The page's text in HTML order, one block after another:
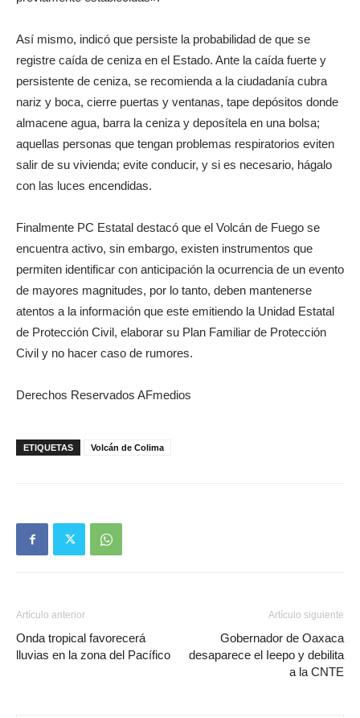
Así mismo, indicó que persiste la probabilidad de que se
registre caída de ceniza en el Estado. Ante la caída fuerte y
persistente de ceniza, se recomienda a la ciudadanía cubra
nariz y boca, cierre puertas y ventanas, tape depósitos donde
almacene agua, barra la ceniza y deposítela en una bolsa;
aquellas personas que tengan problemas respiratorios eviten
salir de su vivienda; evite conducir, y si es necesario, hágalo
con las luces encendidas.
Finalmente PC Estatal destacó que el Volcán de Fuego se
encuentra activo, sin embargo, existen instrumentos que
permiten identificar con anticipación la ocurrencia de un evento
de mayores magnitudes, por lo tanto, deben mantenerse
atentos a la información que este emitiendo la Unidad Estatal
de Protección Civil, elaborar su Plan Familiar de Protección
Civil y no hacer caso de rumores.
Derechos Reservados AFmedios
ETIQUETAS Volcán de Colima
Artículo anterior
Onda tropical favorecerá
lluvias en la zona del Pacífico
Artículo siguiente
Gobernador de Oaxaca
desaparece el Ieepo y debilita
a la CNTE